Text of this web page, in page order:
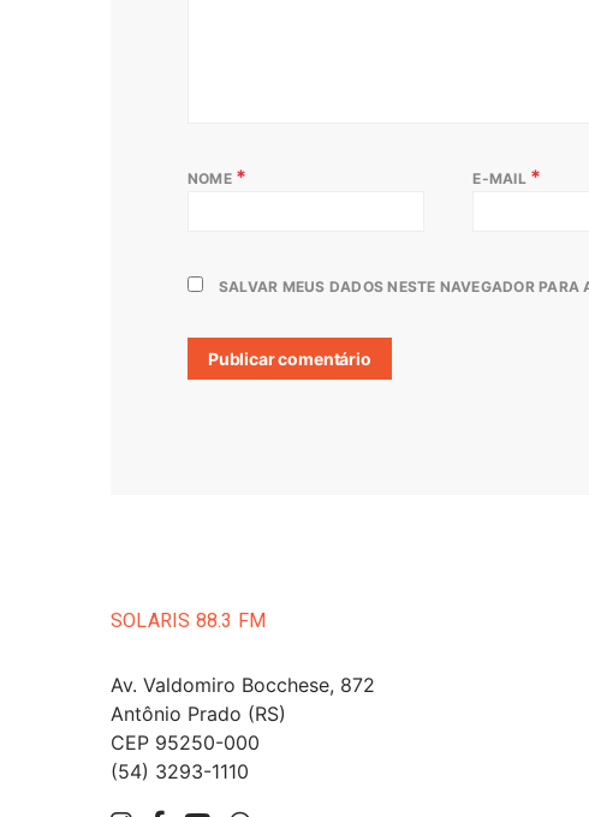
NOME * E-MAIL *
SALVAR MEUS DADOS NESTE NAVEGADOR PARA
SOLARIS 88.3 FM
Av. Valdomiro Bocchese, 872
Antônio Prado (RS)
CEP 95250-000
(54) 3293-1110